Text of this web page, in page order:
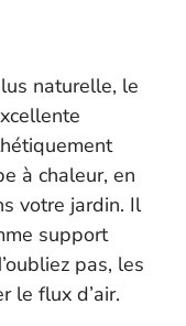
naturelle, le
à chaleur, en
votre jardin. Il
support
pas, les
le flux d’air.